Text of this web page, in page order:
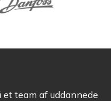
et team af uddannede